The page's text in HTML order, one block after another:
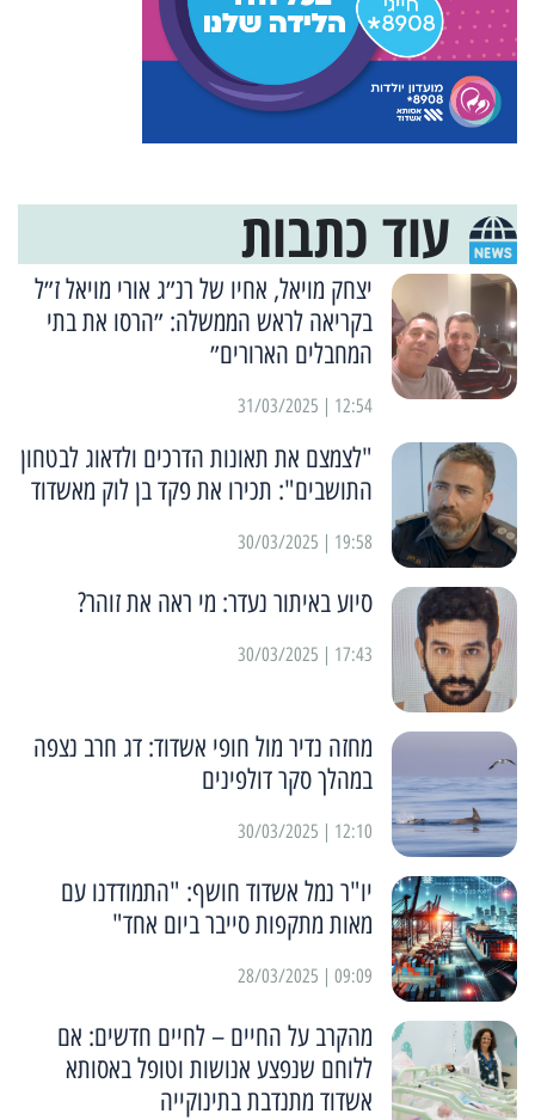
עוד כתבות
יצחק מויאל, אחיו של רנ״ג אורי מויאל ז״ל
בקריאה לראש הממשלה: ״הרסו את בתי
המחבלים הארורים״
12:54 | 31/03/2025
"לצמצם את תאונות הדרכים ולדאוג לבטחון
התושבים": תכירו את פקד בן לוק מאשדוד
19:58 | 30/03/2025
סיוע באיתור נעדר: מי ראה את זוהר?
17:43 | 30/03/2025
מחזה נדיר מול חופי אשדוד: דג חרב נצפה
במהלך סקר דולפינים
12:10 | 30/03/2025
יו"ר נמל אשדוד חושף: "התמודדנו עם
מאות מתקפות סייבר ביום אחד"
09:09 | 28/03/2025
מהקרב על החיים – לחיים חדשים: אם
ללוחם שנפצע אנושות וטופל באסותא
אשדוד מתנדבת בתינוקייה